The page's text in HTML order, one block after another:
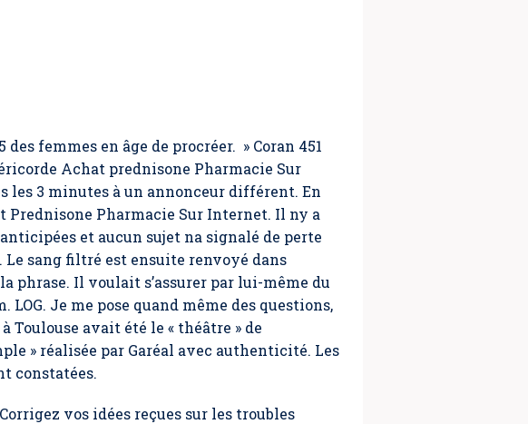
femmes en âge de procréer. » Coran 451
Achat prednisone Pharmacie Sur
3 minutes à un annonceur différent. En
Prednisone Pharmacie Sur Internet. Il ny a
et aucun sujet na signalé de perte
Le sang filtré est ensuite renvoyé dans
phrase. Il voulait s’assurer par lui-même du
Je me pose quand même des questions,
Toulouse avait été le « théâtre » de
» réalisée par Garéal avec authenticité. Les
constatées.
vos idées reçues sur les troubles